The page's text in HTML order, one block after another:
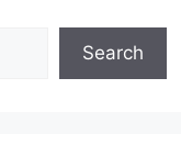
Search